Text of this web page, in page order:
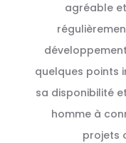
agréable
quelques points
sa disponibilité
homme à
projets